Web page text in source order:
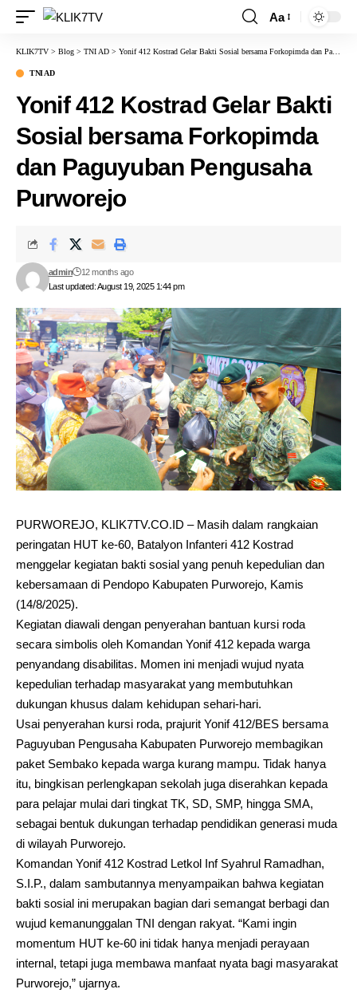
Aa
KLIK7TV > Blog > TNI AD > Yonif 412 Kostrad Gelar Bakti Sosial bersama Forkopimda dan Paguyuban Pengusaha Purworejo
TNI AD
Yonif 412 Kostrad Gelar Bakti
Sosial bersama Forkopimda
dan Paguyuban Pengusaha
Purworejo
Last updated: August 19, 2025 1:44 pm
admin 12 months ago
PURWOREJO, KLIK7TV.CO.ID – Masih dalam rangkaian
peringatan HUT ke-60, Batalyon Infanteri 412 Kostrad
menggelar kegiatan bakti sosial yang penuh kepedulian dan
kebersamaan di Pendopo Kabupaten Purworejo, Kamis
(14/8/2025).
Kegiatan diawali dengan penyerahan bantuan kursi roda
secara simbolis oleh Komandan Yonif 412 kepada warga
penyandang disabilitas. Momen ini menjadi wujud nyata
kepedulian terhadap masyarakat yang membutuhkan
dukungan khusus dalam kehidupan sehari-hari.
Usai penyerahan kursi roda, prajurit Yonif 412/BES bersama
Paguyuban Pengusaha Kabupaten Purworejo membagikan
paket Sembako kepada warga kurang mampu. Tidak hanya
itu, bingkisan perlengkapan sekolah juga diserahkan kepada
para pelajar mulai dari tingkat TK, SD, SMP, hingga SMA,
sebagai bentuk dukungan terhadap pendidikan generasi muda
di wilayah Purworejo.
Komandan Yonif 412 Kostrad Letkol Inf Syahrul Ramadhan,
S.I.P., dalam sambutannya menyampaikan bahwa kegiatan
bakti sosial ini merupakan bagian dari semangat berbagi dan
wujud kemanunggalan TNI dengan rakyat. “Kami ingin
momentum HUT ke-60 ini tidak hanya menjadi perayaan
internal, tetapi juga membawa manfaat nyata bagi masyarakat
Purworejo,” ujarnya.